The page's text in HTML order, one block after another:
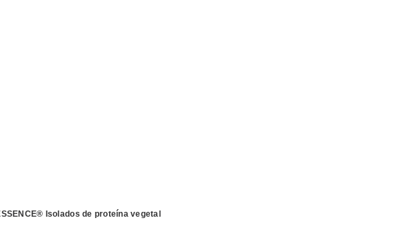
Isolados de proteína vegetal